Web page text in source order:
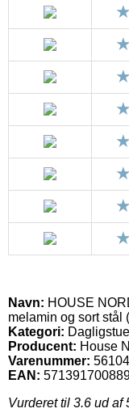
Navn: HOUSE
melamin og sort stål
Kategori:
Producent: House
Varenummer: 56104
EAN:
Vurderet til 3.6 ud af